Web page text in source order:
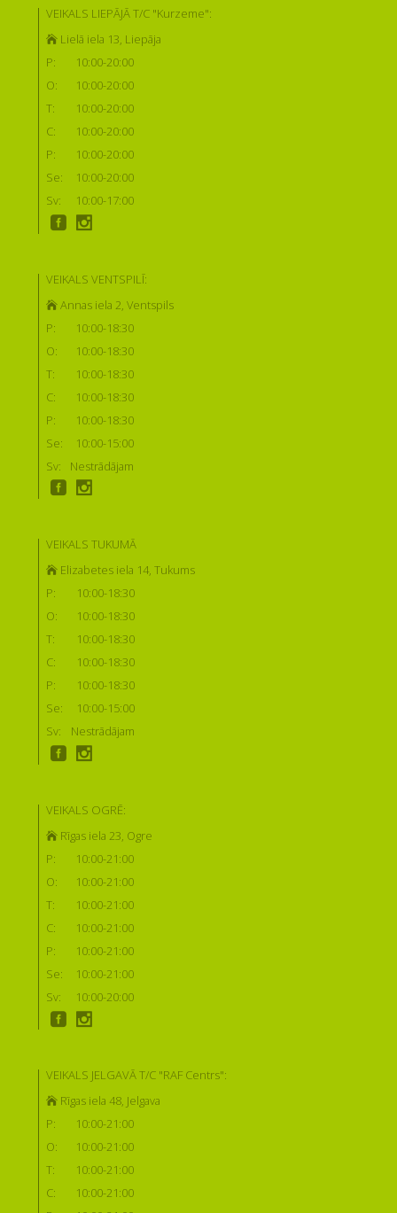
VEIKALS LIEPĀJĀ T/C "Kurzeme":
Lielā iela 13, Liepāja
P:
10:00-20:00
O:
10:00-20:00
T:
10:00-20:00
C:
10:00-20:00
P:
10:00-20:00
Se:
10:00-20:00
Sv:
10:00-17:00
VEIKALS VENTSPILĪ:
Annas iela 2, Ventspils
P:
10:00-18:30
O:
10:00-18:30
T:
10:00-18:30
C:
10:00-18:30
P:
10:00-18:30
Se:
10:00-15:00
Sv:
Nestrādājam
VEIKALS TUKUMĀ
Elizabetes iela 14, Tukums
P:
10:00-18:30
O:
10:00-18:30
T:
10:00-18:30
C:
10:00-18:30
P:
10:00-18:30
Se:
10:00-15:00
Sv:
Nestrādājam
VEIKALS OGRĒ:
Rīgas iela 23, Ogre
P:
10:00-21:00
O:
10:00-21:00
T:
10:00-21:00
C:
10:00-21:00
P:
10:00-21:00
Se:
10:00-21:00
Sv:
10:00-20:00
VEIKALS JELGAVĀ T/C "RAF Centrs":
Rīgas iela 48, Jelgava
P:
10:00-21:00
O:
10:00-21:00
T:
10:00-21:00
C:
10:00-21:00